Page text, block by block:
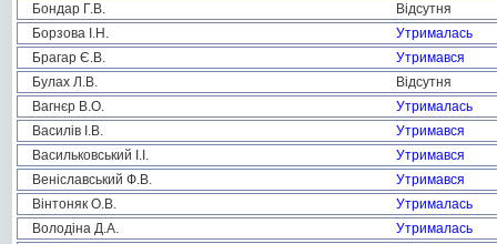
Бондар Г.В.
Відсутня
Борзова І.Н.
Утрималась
Брагар Є.В.
Утримався
Булах Л.В.
Відсутня
Вагнєр В.О.
Утрималась
Василів І.В.
Утримався
Васильковський І.І.
Утримався
Веніславський Ф.В.
Утримався
Вінтоняк О.В.
Утрималась
Володіна Д.А.
Утрималась